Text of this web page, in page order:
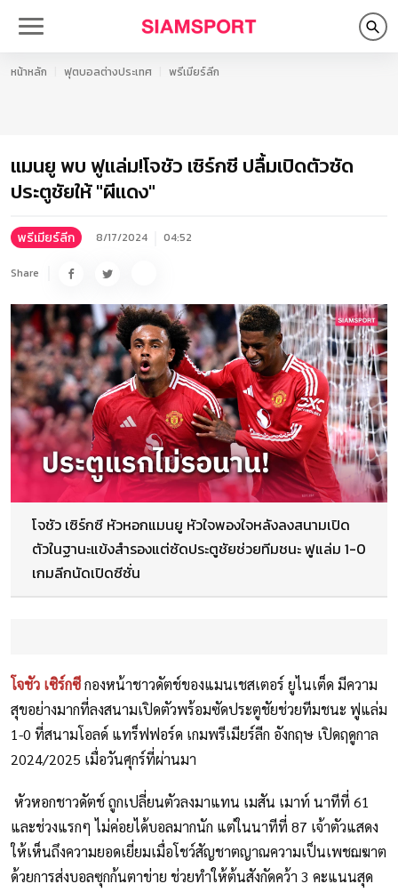
หน้าหลัก ฟุตบอลต่างประเทศ พรีเมียร์ลีก
แมนยู พบ ฟูแล่ม!โจชัว เซิร์กซี ปลื้มเปิดตัวซัด
ประตูชัยให้ "ผีแดง"
พรีเมียร์ลีก 8/17/2024 04:52
Share
โจชัว เซิร์กซี หัวหอกแมนยู หัวใจพองใจหลังลงสนามเปิด
ตัวในฐานะแข้งสำรองแต่ซัดประตูชัยช่วยทีมชนะ ฟูแล่ม 1-0
เกมลีกนัดเปิดซีซั่น
โจชัว เซิร์กซีกองหน้าชาวดัตช์ของแมนเชสเตอร์ ยูไนเต็ด มีความ
สุขอย่างมากที่ลงสนามเปิดตัวพร้อมซัดประตูชัยช่วยทีมชนะ ฟูแล่ม
1-0 ที่สนามโอลด์ แทร็ฟฟอร์ด เกมพรีเมียร์ลีก อังกฤษ เปิดฤดูกาล
2024/2025 เมื่อวันศุกร์ที่ผ่านมา
หัวหอกชาวดัตช์ ถูกเปลี่ยนตัวลงมาแทน เมสัน เมาท์ นาทีที่ 61
และช่วงแรกๆ ไม่ค่อยได้บอลมากนัก แต่ในนาทีที่ 87 เจ้าตัวแสดง
ให้เห็นถึงความยอดเยี่ยมเมื่อโชว์สัญชาตญาณความเป็นเพชฌฆาต
ด้วยการส่งบอลซุกก้นตาข่าย ช่วยทำให้ต้นสังกัดคว้า 3 คะแนนสุด